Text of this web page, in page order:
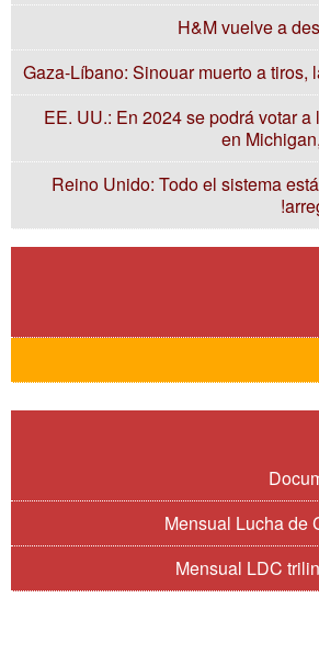
H&M vuelve a
Gaza-Líbano: Sinouar muerto a tiros,
EE. UU.: En 2024 se podrá votar
en
Reino Unido: Todo el sistema